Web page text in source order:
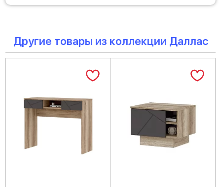
Другие товары из коллекции Даллас